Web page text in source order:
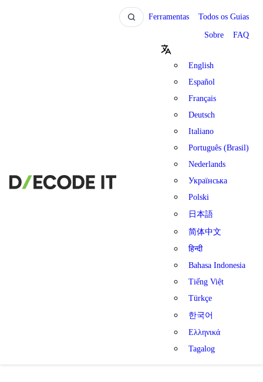
Ferramentas Todos os Guias
Sobre FAQ
English
Español
Français
Deutsch
Italiano
Português (Brasil)
Nederlands
Українська
Polski
日本語
简体中文
हिन्दी
Bahasa Indonesia
Tiếng Việt
Türkçe
한국어
Ελληνικά
Tagalog